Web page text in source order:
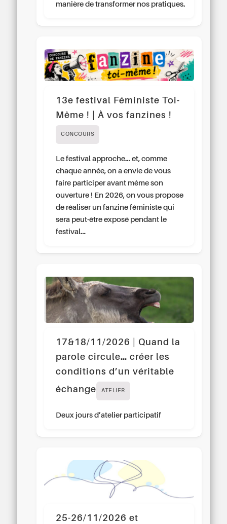
manière de transformer nos pratiques.
13e festival Féministe Toi-
Même ! | À vos fanzines !
CONCOURS
Le festival approche… et, comme
chaque année, on a envie de vous
faire participer avant même son
ouverture ! En 2026, on vous propose
de réaliser un fanzine féministe qui
sera peut-être exposé pendant le
festival…
17&18/11/2026 | Quand la
parole circule… créer les
conditions d’un véritable
échange
ATELIER
Deux jours d’atelier participatif
25-26/11/2026 et